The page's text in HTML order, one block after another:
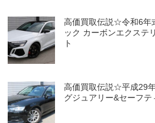
高価買取伝説☆令和6年
ック カーボンエクステ
ト
高価買取伝説☆平成29
グジュアリー&セーフテ